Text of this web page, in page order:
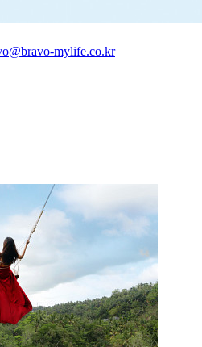
mylife.co.kr